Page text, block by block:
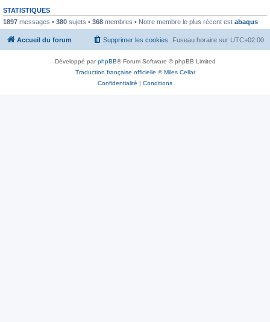
STATISTIQUES
1897 messages • 380 sujets • 368 membres • Notre membre le plus récent est abaqus
Accueil du forum Fuseau horaire sur UTC+02:00
Supprimer les cookies
Développé parphpBB® Forum Software © phpBB Limited
Traduction française officielle ©Miles Cellar
Confidentialité | Conditions